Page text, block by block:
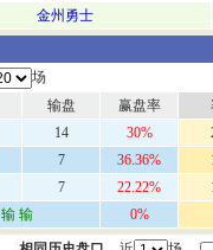
金州勇士
场
输盘 赢盘率
14 30%
7 36.36%
7 22.22%
输 输 0%